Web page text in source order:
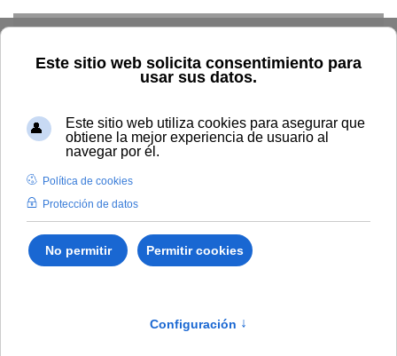
TIC G. Económica RRHH Audiovisuales Comunicación
Control Interno